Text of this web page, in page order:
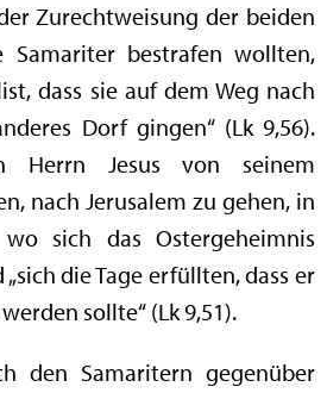
Zurechtweisung der beiden
Samariter bestrafen wollten,
dass sie auf dem Weg nach
Dorf gingen“ (Lk 9,56).
Herrn Jesus von seinem
nach Jerusalem zu gehen, in
sich das Ostergeheimnis
die Tage erfüllten, dass er
sollte“ (Lk 9,51).
den Samaritern gegenüber